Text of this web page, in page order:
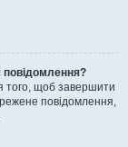
повідомлення?
того, щоб завершити
повідомлення,